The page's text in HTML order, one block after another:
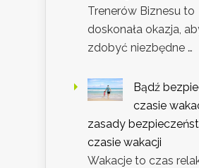
Trenerów Biznesu to
doskonała okazja,
zdobyć niezbędne …
Bądź
czasie
zasady
czasie wakacji
Wakacje to czas